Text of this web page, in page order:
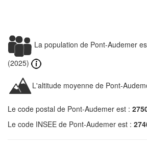
La population de Pont-Audemer
(2025)
L'altitude moyenne de Pont-
Le code postal de Pont-Audemer est :
Le code INSEE de Pont-Audemer est :